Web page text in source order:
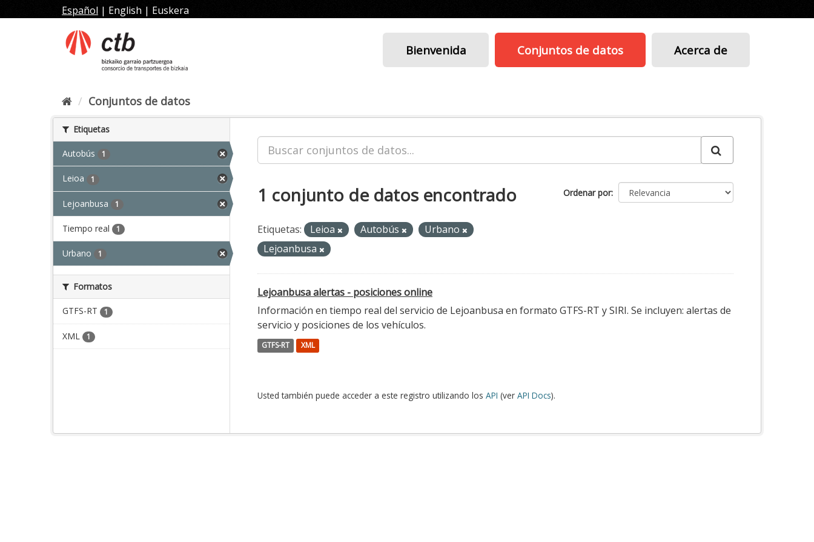
al
Español | English | Euskera
Bienvenida Conjuntos de datos Acerca de
Conjuntos de datos
Etiquetas
Autobús 1
Leioa 1
Lejoanbusa 1
Tiempo real 1
Urbano 1
Formatos
GTFS-RT 1
XML 1
Ordenar por
1 conjunto de datos encontrado
Etiquetas: Leioa Autobús
Urbano
Lejoanbusa
Lejoanbusa alertas - posiciones online
Información en tiempo real del servicio de Lejoanbusa en formato GTFS-RT y SIRI. Se incluyen: alertas de
servicio y posiciones de los vehículos.
GTFS-RT XML
Usted también puede acceder a este registro utilizando los API (ver API Docs).